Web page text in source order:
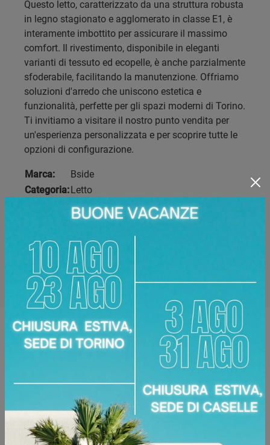
Questo letto, caratterizzato da una struttura robusta
in legno stagionato e agglomerato in classe E1, è
interamente imbottito per assicurare il massimo
comfort. Il rivestimento, disponibile in eleganti
varianti di tessuto ed ecopelle, è anche parzialmente
sfoderabile, facilitando la manutenzione. Offriamo
soluzioni d'arredo che uniscono estetica e
funzionalità, perfette per gli spazi moderni di Torino.
Ti invitiamo a visitare il nostro punto vendita per
un'esperienza personalizzata e per scoprire tutte le
opzioni di configurazione.
Marca:
Bside
Categoria:Letto
Legno stagionato, Agglomerato in classe
E1, Tessuto, Ecopelle
Area Arredamenti Corso Racconigi, 134
Zone servite: Torino Torinese, Chieri, Chivasso,
Ciriè, Collegno, Moncalieri, Settimo Torinese...
Richiedi Maggiori Informazioni